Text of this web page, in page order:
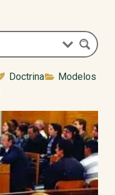
Doctrina
Modelos